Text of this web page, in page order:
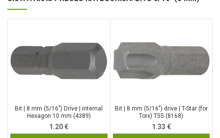
Bit | 8 mm (5/16″) Drive | internal
Hexagon 10 mm (4389)
1.20€
Bit | 8 mm (5/16″) drive | T-Star (for
Torx) T55 (8168)
1.33 €